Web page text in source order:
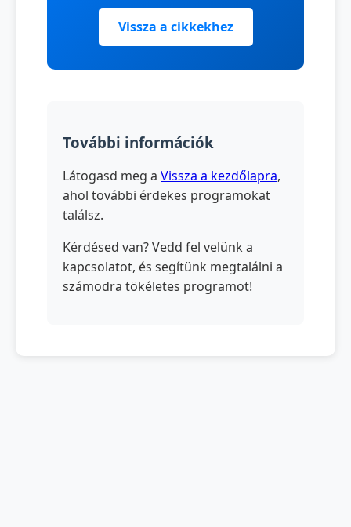
Vissza a cikkekhez
További információk
Látogasd meg a Vissza a kezdőlapra,
ahol további érdekes programokat
találsz.
Kérdésed van? Vedd fel velünk a
kapcsolatot, és segítünk megtalálni a
számodra tökéletes programot!